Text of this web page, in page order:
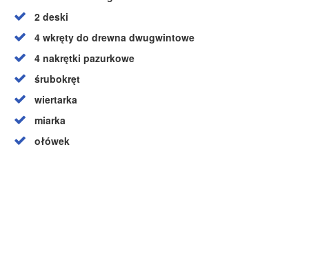
2 deski
4 wkręty do drewna dwugwintowe
4 nakrętki pazurkowe
śrubokręt
wiertarka
miarka
ołówek